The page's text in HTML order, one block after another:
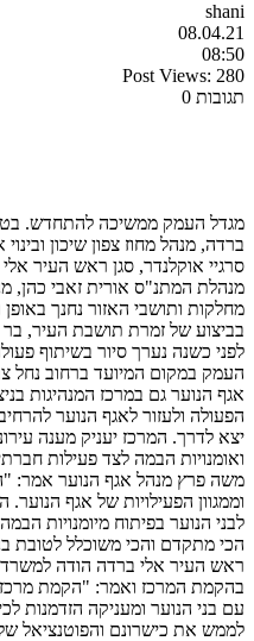
shani
08.04.21
08:50
Post Views: 280
תגובות 0
מגדל העמק ממשיכה להתחדש.
ברדה, מנהל מחוז צפון שיכון
סרגיי אוקלנדר, סגן ראש העיר
מנהלת המתנ"ס אורית זאבי כהן,
מחלקות ותושבי האזור נחנך
בביצוע של זמרת תושבת העיר, בר
לפני כשנה נערך סיור בשיתוף
העמק במקום המיועד ברחוב נחל
אגף הנוער גם במרכז המנהיגות
הפעולה ולעזור לאגף הנוער
יצא לדרך. המרכז יעניק מענה
ואומנויות הבמה לצד פעילות
משה פרץ מנהל אגף הנוער אמר:
וממגוון הפעילויות של אגף
לבני הנוער בפיתוח מיומנויות
הכי מתקדם והכי משוכלל לטובת
ראש העיר אלי ברדה הודה
בהקמת המרכז ואמר: "הקמת
עם בני הנוער ומעניקה הזדמנות
לממש את כישרונם והפוטנציאל